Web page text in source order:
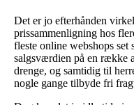
Det er jo efterhånden
prissammenligning hos
fleste online webshops set
salgsværdien på en række
drenge, og samtidig til
nogle gange tilbyde fri